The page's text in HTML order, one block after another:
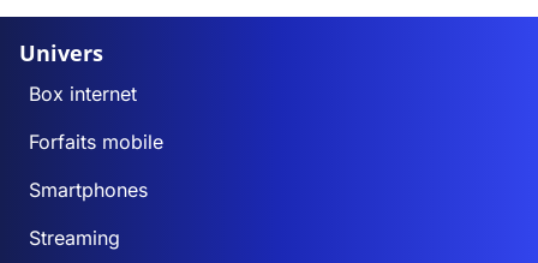
Univers
Box internet
Forfaits mobile
Smartphones
Streaming